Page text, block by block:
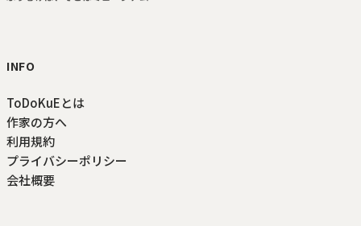
INFO
ToDoKuEとは
作家の方へ
利用規約
プライバシーポリシー
会社概要